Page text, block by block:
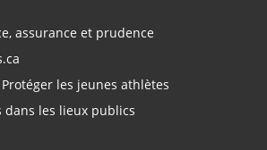
assurance et prudence
les jeunes athlètes
dans les lieux publics